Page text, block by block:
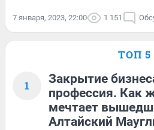
7 января, 2023, 22:00 1 151
ТОП 5
1
Закрытие
профессия. Как
мечтает
Алтайский